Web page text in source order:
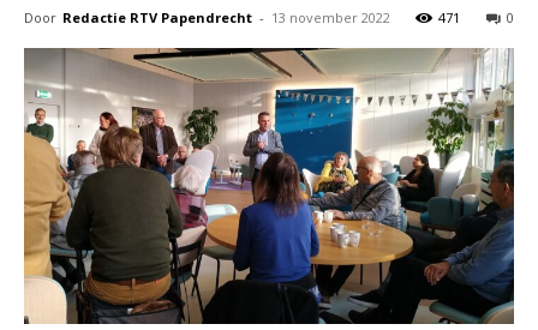
Door Redactie RTV Papendrecht - 13 november 2022 0
471